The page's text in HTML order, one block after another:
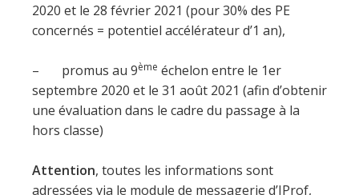
2020 et le 28 février 2021 (pour 30% des PE
concernés = potentiel accélérateur d’1 an),
– promus au 9ème échelon entre le 1er
septembre 2020 et le 31 août 2021 (afin d’obtenir
une évaluation dans le cadre du passage à la
hors classe)
Attention, toutes les informations sont
adressées via le module de messagerie d’IProf,